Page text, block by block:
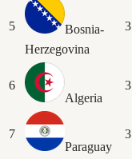
5
Bosnia-
Herzegovina
3
6
Algeria
3
7
Paraguay
3